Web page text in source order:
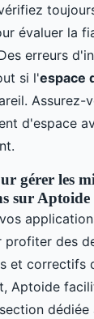
évaluer la
erreurs
si l'espace
Assurez-
d'espace
gérer les
sur Aptoide
profiter des
et correctifs
Aptoide
dédiée